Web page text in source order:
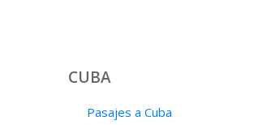
CUBA
Pasajes a Cuba